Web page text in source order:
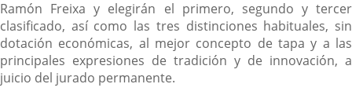
Ramón Freixa y elegirán el primero, segundo y tercer
clasificado, así como las tres distinciones habituales, sin
dotación económicas, al mejor concepto de tapa y a las
principales expresiones de tradición y de innovación, a
juicio del jurado permanente.